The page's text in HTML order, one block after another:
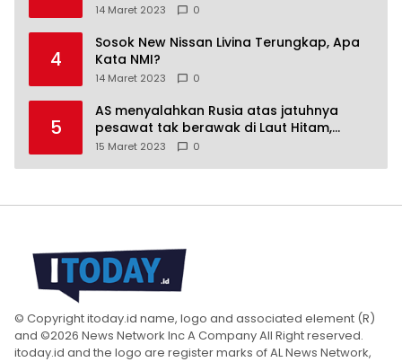
14 Maret 2023 0
4
Sosok New Nissan Livina Terungkap, Apa
Kata NMI?
14 Maret 2023 0
5
AS menyalahkan Rusia atas jatuhnya
pesawat tak berawak di Laut Hitam,
Moskow menyangkal
15 Maret 2023 0
© Copyright itoday.id name, logo and associated element (R)
and ©2026 News Network Inc A Company All Right reserved.
itoday.id and the logo are register marks of AL News Network,